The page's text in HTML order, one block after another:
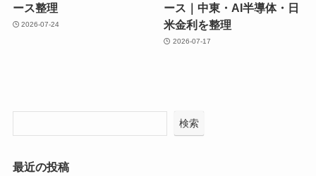
ース整理
2026-07-24
ース｜中東・AI半導体・日
米金利を整理
2026-07-17
検索
最近の投稿